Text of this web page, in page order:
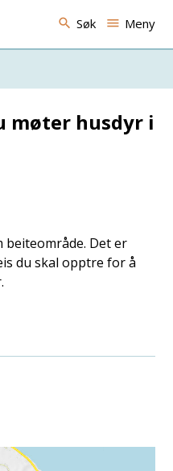
Søk Meny
møter husdyr i
Det er
du skal opptre for å